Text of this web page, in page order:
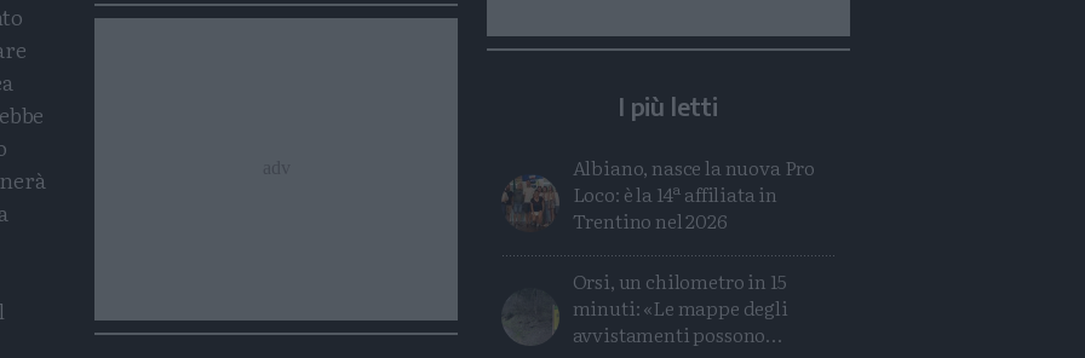
su su
I più letti
Albiano, nasce la nuova Pro
Loco: è la 14ª affiliata in
Trentino nel 2026
Orsi, un chilometro in 15
minuti: «Le mappe degli
avvistamenti possono